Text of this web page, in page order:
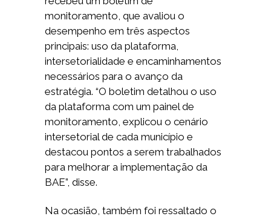
monitoramento, que avaliou o
desempenho em três aspectos
principais: uso da plataforma,
intersetorialidade e encaminhamentos
necessários para o avanço da
estratégia. “O boletim detalhou o uso
da plataforma com um painel de
monitoramento, explicou o cenário
intersetorial de cada município e
destacou pontos a serem trabalhados
para melhorar a implementação da
BAE”, disse.
Na ocasião, também foi ressaltado o